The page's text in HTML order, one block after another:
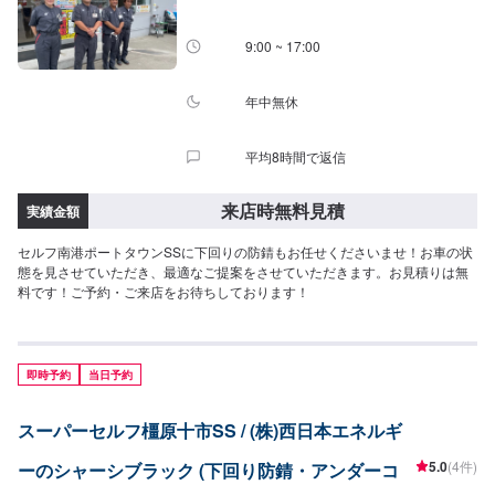
9:00 ~ 17:00
年中無休
平均8時間で返信
実績金額 来店時無料見積
セルフ南港ポートタウンSSに下回りの防錆もお任せくださいませ！お車の状
態を見させていただき、最適なご提案をさせていただきます。お見積りは無
料です！ご予約・ご来店をお待ちしております！
即時予約 当日予約
スーパーセルフ橿原十市SS / (株)西日本エネルギ
ーのシャーシブラック (下回り防錆・アンダーコ
5.0(4件)